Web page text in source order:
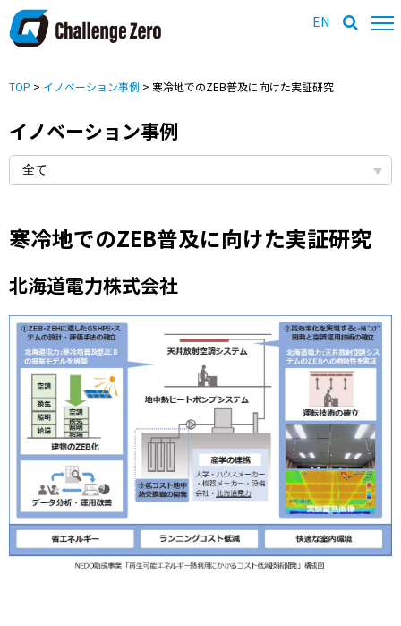
EN
TOP > イノベーション事例 > 寒冷地でのZEB普及に向けた実証研究
イノベーション事例
寒冷地でのZEB普及に向けた実証研究
北海道電力株式会社